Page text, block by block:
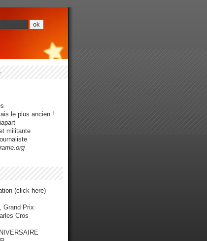
le plus ancien !
militante
(click here)
, Grand Prix
Cros